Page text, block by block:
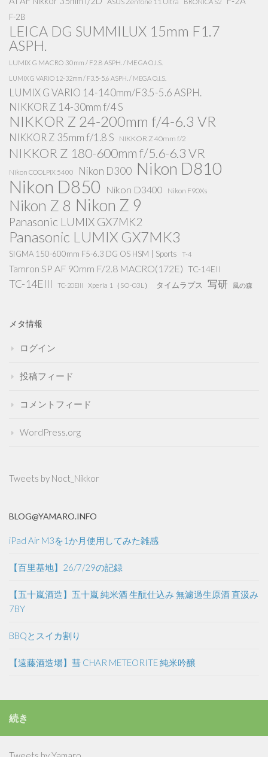
BRONICA S2
F-2B
LEICA DG SUMMILUX 15mm F1.7
ASPH.
LUMIX G MACRO 30mm / F2.8 ASPH. / MEGA O.I.S.
LUMIX G VARIO 12-32mm / F3.5-5.6 ASPH. / MEGA O.I.S.
LUMIX G VARIO 14-140mm/F3.5-5.6 ASPH.
NIKKOR Z 14-30mm f/4 S
NIKKOR Z 24-200mm f/4-6.3 VR
NIKKOR Z 35mm f/1.8 S NIKKOR Z 40mm f/2
NIKKOR Z 180-600mm f/5.6-6.3 VR
Nikon COOLPIX 5400 Nikon D300 Nikon D810
Nikon D850 Nikon D3400 Nikon F90Xs
Nikon Z 8 Nikon Z 9
Panasonic LUMIX GX7MK2
Panasonic LUMIX GX7MK3
SIGMA 150-600mm F5-6.3 DG OS HSM | Sports T-4
Tamron SP AF 90mm F/2.8 MACRO(172E) TC-14EII
TC-14EIII TC-20EIII Xperia 1（SO-03L） タイムラプス 写研 風の森
メタ情報
ログイン
投稿フィード
コメントフィード
WordPress.org
Tweets by Noct_Nikkor
BLOG@YAMARO.INFO
iPad Air M3を1か月使用してみた雑感
【百里基地】26/7/29の記録
【五十嵐酒造】五十嵐 純米酒 生酛仕込み 無濾過生原酒 直汲み
7BY
BBQとスイカ割り
【遠藤酒造場】彗 CHAR METEORITE 純米吟醸
続き